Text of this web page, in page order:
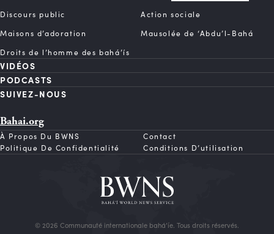
Discours public
Action sociale
Maisons d’adoration
Mausolée de ‘Abdu’l-Bahá
Droits de l’homme des bahá’ís
VIDÉOS
PODCASTS
SUIVEZ-NOUS
Bahai.org
À Propos Du BWNS
Contact
Politique De Confidentialité
Conditions D’utilisation
© 2026 Communauté internationale bahá’íe. Tous droits réservés.